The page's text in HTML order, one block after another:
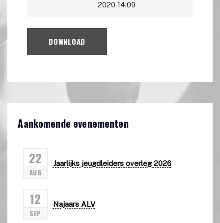
2020 14:09
DOWNLOAD
Aankomende evenementen
22
AUG
Jaarlijks jeugdleiders overleg 2026
12
SEP
Najaars ALV